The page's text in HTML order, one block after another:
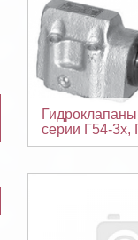
серии Г54-3х,